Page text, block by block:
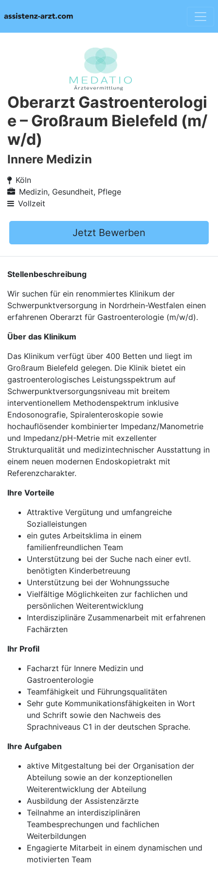
Oberarzt Gastroenterologi
e – Großraum Bielefeld (m/
w/d)
Innere Medizin
Köln
Medizin, Gesundheit, Pflege
Vollzeit
Jetzt Bewerben
Stellenbeschreibung
Wir suchen für ein renommiertes Klinikum der
Schwerpunktversorgung in Nordrhein-Westfalen einen
erfahrenen Oberarzt für Gastroenterologie (m/w/d).
Über das Klinikum
Das Klinikum verfügt über 400 Betten und liegt im
Großraum Bielefeld gelegen. Die Klinik bietet ein
gastroenterologisches Leistungsspektrum auf
Schwerpunktversorgungsniveau mit breitem
interventionellem Methodenspektrum inklusive
Endosonografie, Spiralenteroskopie sowie
hochauflösender kombinierter Impedanz/Manometrie
und Impedanz/pH-Metrie mit exzellenter
Strukturqualität und medizintechnischer Ausstattung in
einem neuen modernen Endoskopietrakt mit
Referenzcharakter.
Ihre Vorteile
Attraktive Vergütung und umfangreiche
Sozialleistungen
ein gutes Arbeitsklima in einem
familienfreundlichen Team
Unterstützung bei der Suche nach einer evtl.
benötigten Kinderbetreuung
Unterstützung bei der Wohnungssuche
Vielfältige Möglichkeiten zur fachlichen und
persönlichen Weiterentwicklung
Interdisziplinäre Zusammenarbeit mit erfahrenen
Fachärzten
Ihr Profil
Facharzt für Innere Medizin und
Gastroenterologie
Teamfähigkeit und Führungsqualitäten
Sehr gute Kommunikationsfähigkeiten in Wort
und Schrift sowie den Nachweis des
Sprachniveaus C1 in der deutschen Sprache.
Ihre Aufgaben
aktive Mitgestaltung bei der Organisation der
Abteilung sowie an der konzeptionellen
Weiterentwicklung der Abteilung
Ausbildung der Assistenzärzte
Teilnahme an interdisziplinären
Teambesprechungen und fachlichen
Weiterbildungen
Engagierte Mitarbeit in einem dynamischen und
motivierten Team